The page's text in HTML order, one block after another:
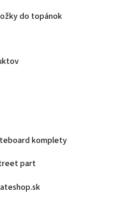
do topánok
komplety
part